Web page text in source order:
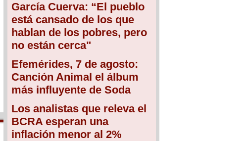
García Cuerva: “El pueblo
está cansado de los que
hablan de los pobres, pero
no están cerca"
Efemérides, 7 de agosto:
Canción Animal el álbum
más influyente de Soda
Los analistas que releva el
BCRA esperan una
inflación menor al 2%